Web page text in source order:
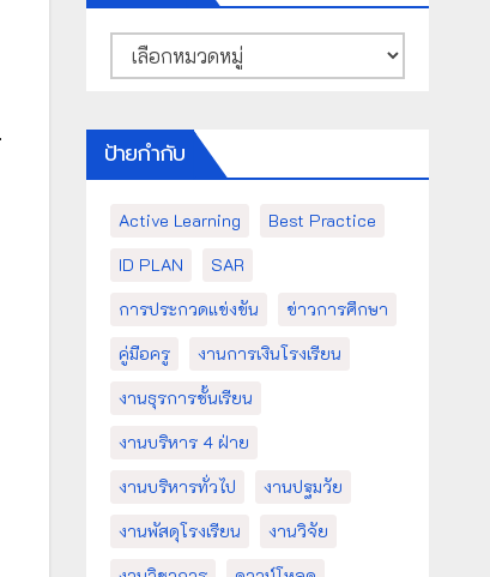
หมวด
หมู่
ป้ายกำกับ
Active Learning
Best Practice
ID PLAN
SAR
การประกวดแข่งขัน
ข่าวการศึกษา
คู่มือครู
งานการเงินโรงเรียน
งานธุรการชั้นเรียน
งานบริหาร 4 ฝ่าย
งานบริหารทั่วไป
งานปฐมวัย
งานพัสดุโรงเรียน
งานวิจัย